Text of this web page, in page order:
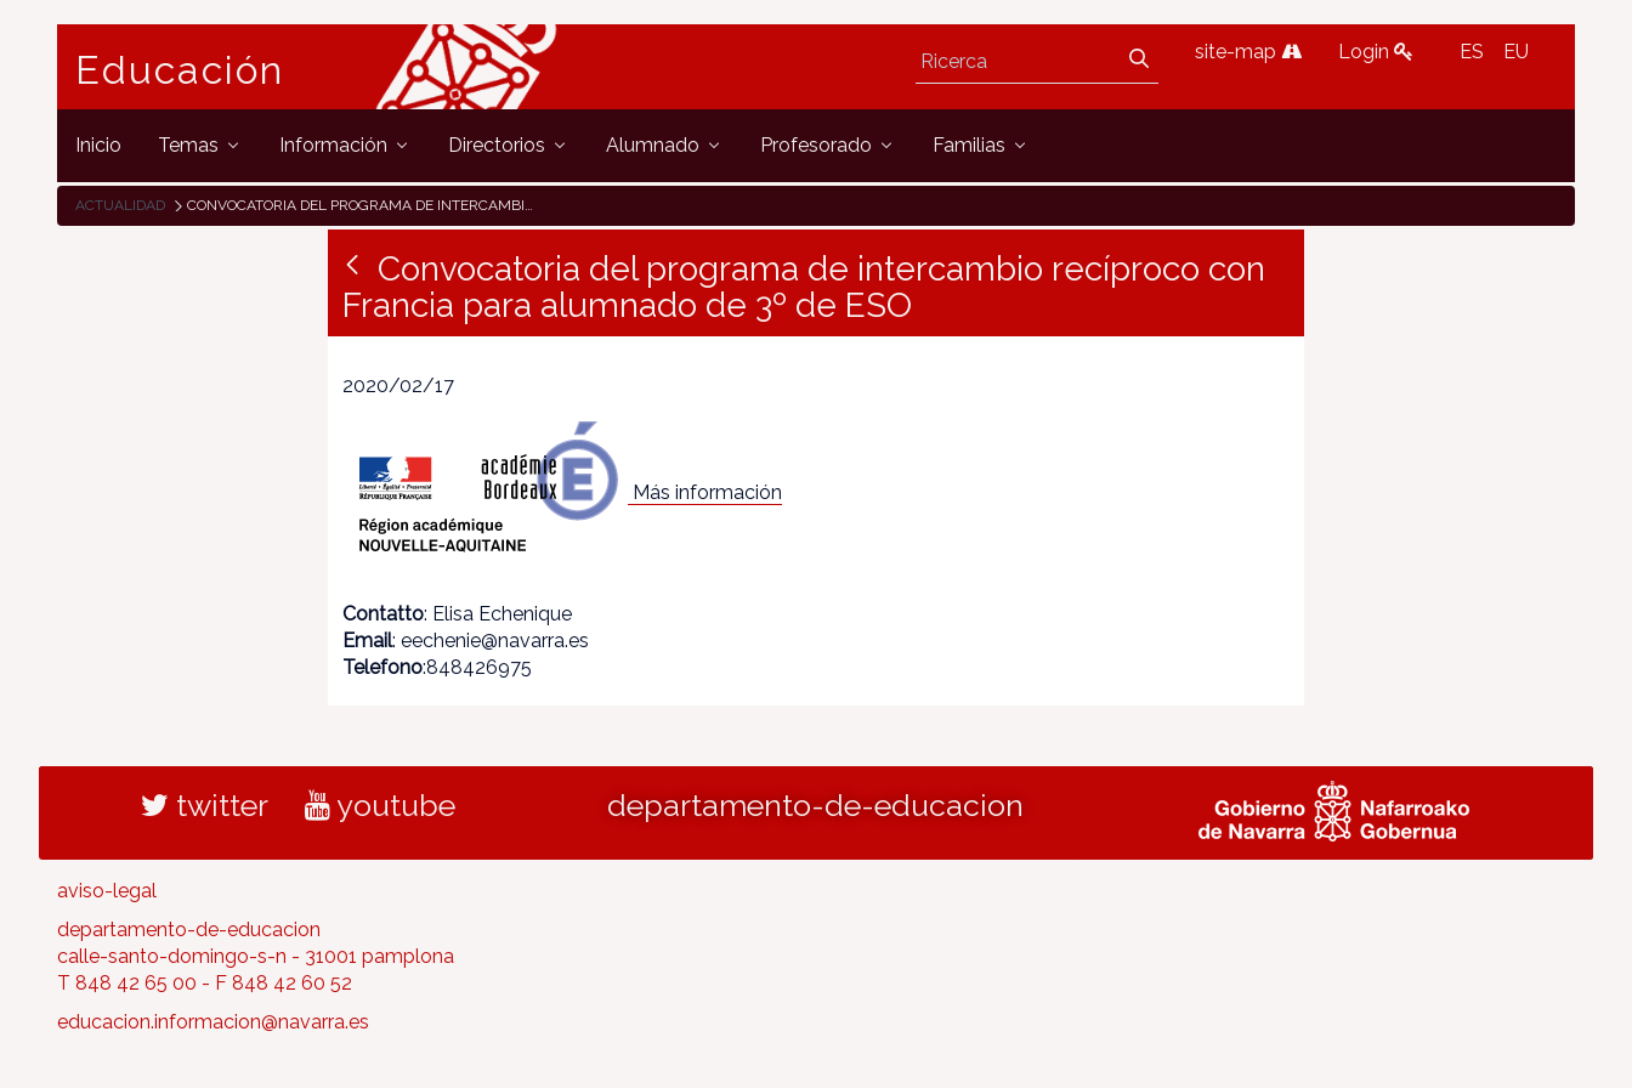
Educación site-map Login ES EU
Inicio Temas Información Directorios Alumnado Profesorado Familias
ACTUALIDAD CONVOCATORIA DEL PROGRAMA DE INTERCAMBIO RECÍPROCO CON FRANCIA PARA ALUMNADO DE 3º DE ESO
Convocatoria del programa de intercambio recíproco con
Francia para alumnado de 3º de ESO
2020/02/17
Más información
Contatto: Elisa Echenique
Email: eechenie@navarra.es
Telefono:848426975
twitter youtube departamento-de-educacion
aviso-legal
departamento-de-educacion
calle-santo-domingo-s-n - 31001 pamplona
T 848 42 65 00 - F 848 42 60 52
educacion.informacion@navarra.es